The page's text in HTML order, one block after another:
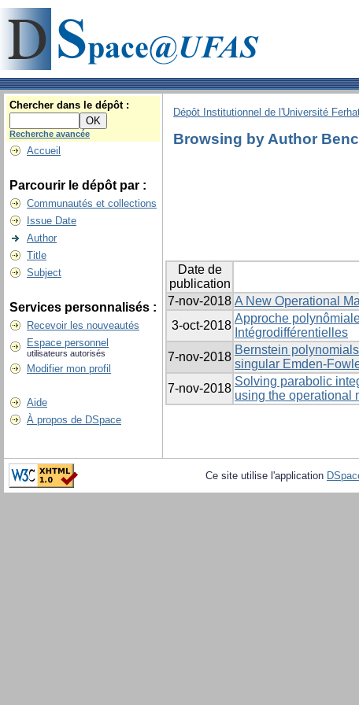
Chercher dans le dépôt :
Recherche avancée
Accueil
Parcourir le dépôt par :
Communautés et collections
Issue Date
Author
Title
Subject
Services personnalisés :
Recevoir les nouveautés
Espace personnel
utilisateurs autorisés
Modifier mon profil
Aide
À propos de DSpace
Dépôt Institutionnel de l'Université
Browsing by Author
Date de
publication
7-nov-2018 A New Operational
3-oct-2018
Approche
Intégrodifférentielles
7-nov-2018
Bernstein
singular Emden-
7-nov-2018
Solving parabolic
using the operational
Ce site utilise l'application